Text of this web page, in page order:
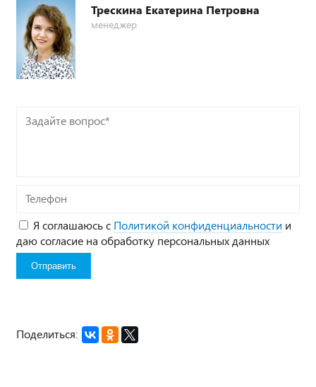
Трескина Екатерина Петровна
менеджер
Задайте
вопрос*
Телефон
Я соглашаюсь с Политикой конфиденциальности и
даю согласие на обработку персональных данных
Поделиться: